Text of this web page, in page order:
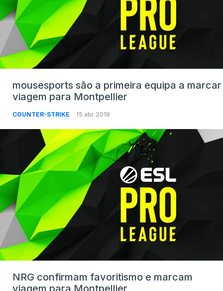
mousesports são a primeira equipa a marcar
viagem para Montpellier
COUNTER-STRIKE 15 abr 2019
NRG confirmam favoritismo e marcam
viagem para Montpellier